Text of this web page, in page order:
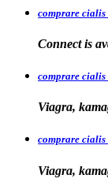
comprare cialis
Connect is
comprare
Viagra,
comprare cialis
Viagra,